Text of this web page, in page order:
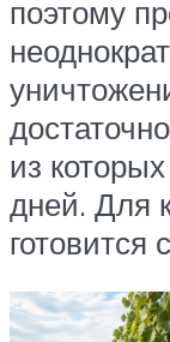
поэтому
из
дней. Для
готовится